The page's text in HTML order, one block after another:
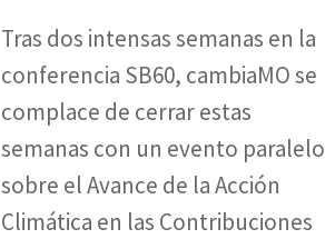
Tras dos intensas semanas en la
conferencia SB60, cambiaMO se
complace de cerrar estas
semanas con un evento paralelo
sobre el Avance de la Acción
Climática en las Contribuciones